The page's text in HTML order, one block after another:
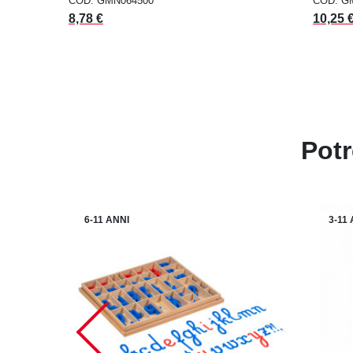
Prezzo
8,78 € Prezzo
10,25
6-11 ANNI 3-11